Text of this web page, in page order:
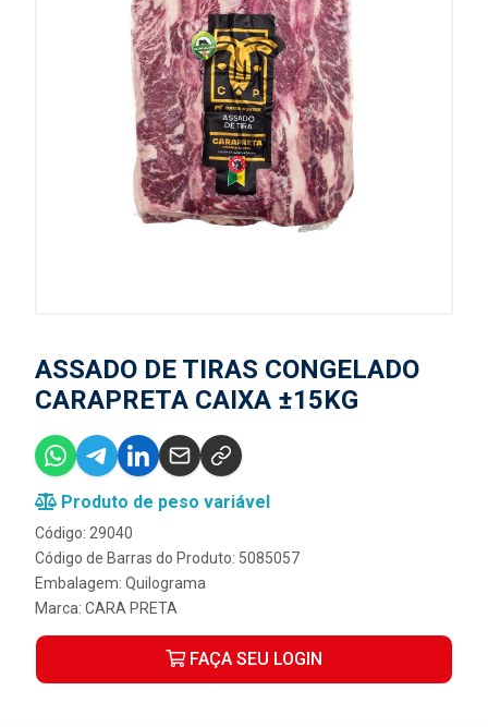
ASSADO DE TIRAS CONGELADO
CARAPRETA CAIXA ±15KG
Produto de peso variável
Código: 29040
Código de Barras do Produto: 5085057
Embalagem: Quilograma
Marca: CARA PRETA
FAÇA SEU LOGIN